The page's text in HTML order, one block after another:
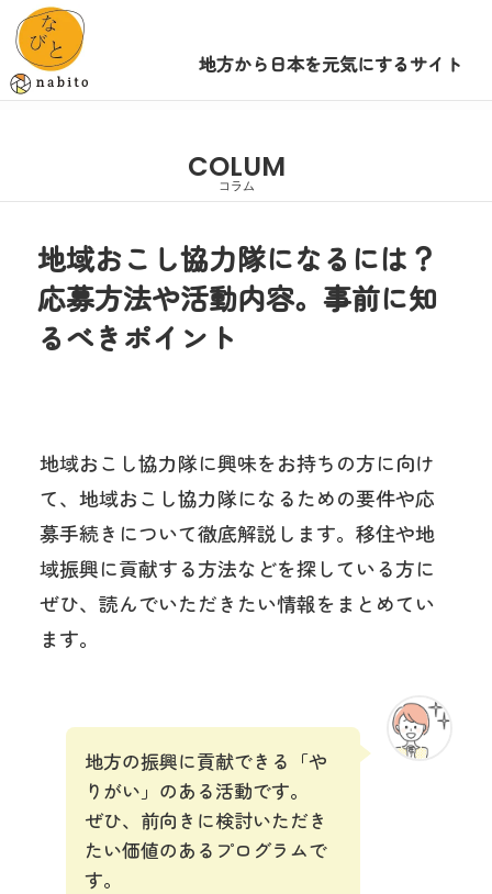
地方から日本を元気にするサイト
COLUM
コラム
地域おこし協力隊になるには？
応募方法や活動内容。事前に知
るべきポイント
地域おこし協力隊に興味をお持ちの方に向け
て、地域おこし協力隊になるための要件や応
募手続きについて徹底解説します。移住や地
域振興に貢献する方法などを探している方に
ぜひ、読んでいただきたい情報をまとめてい
ます。
地方の振興に貢献できる「や
りがい」のある活動です。
ぜひ、前向きに検討いただき
たい価値のあるプログラムで
す。